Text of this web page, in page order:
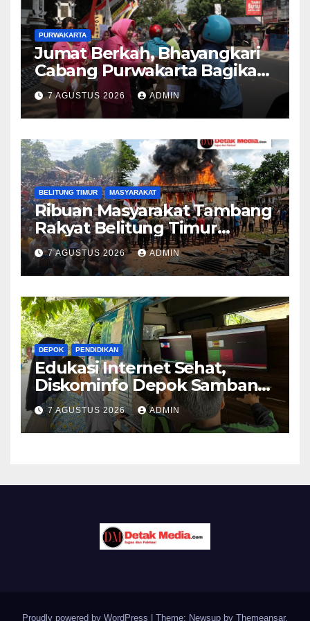
PURWAKARTA
Jumat Berkah, Bhayangkari
Cabang Purwakarta Bagikan
Paket Makan Siang kepada
Masyarakat
7 AGUSTUS 2026 ADMIN
BELITUNG TIMUR MASYARAKAT
Ribuan Masyarakat Tambang
Rakyat Belitung Timur
Geruduk Kantor PT.Timah
Beltim Spontan
Membakarnya
7 AGUSTUS 2026 ADMIN
DEPOK PENDIDIKAN
Edukasi Internet Sehat,
Diskominfo Depok Sambangi
SDN Mekarjaya 20
7 AGUSTUS 2026 ADMIN
Proudly powered by WordPress Theme: Newsup by Themeansar.